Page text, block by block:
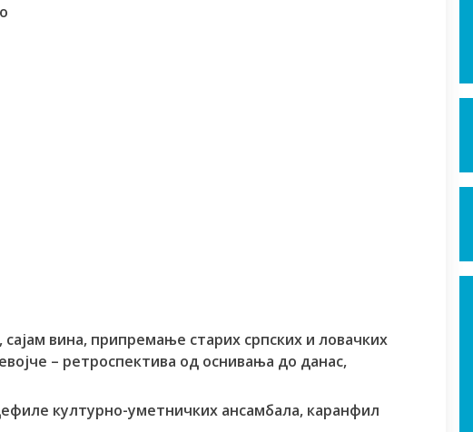
сајам вина, припремање старих српских и ловачких
– ретроспектива од оснивања до данас,
културно-уметничких ансамбала, каранфил